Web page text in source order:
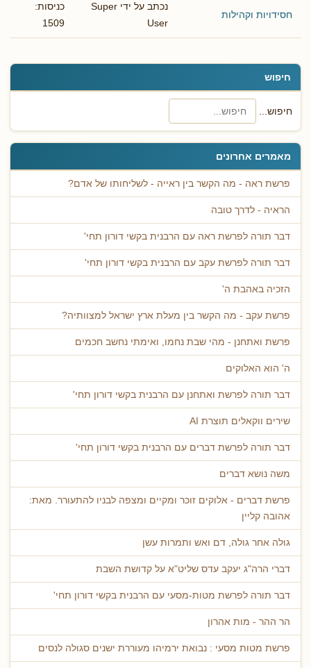
חיפוש
חיפוש...
מאמרים אחרונים
פרשת ראה - מה הקשר בין ראייה - לשליחותו של אדם?
הראיה - לדרך טובה
דבר תורה לפרשת ראה עם הרבנית בקשי דורון תחי'
דבר תורה לפרשת עקב עם הרבנית בקשי דורון תחי'
הזכיה באהבת ה'
פרשת עקב - מה הקשר בין מעלת ארץ ישראל למצוותיה?
פרשת ואתחנן - מהי שבת נחמו, ואימתי נחשב חכמים
ה' הוא האלוקים
דבר תורה לפרשת ואתחנן עם הרבנית בקשי דורון תחי'
שירים ווקאלים תוצרת AI
דבר תורה לפרשת דברים עם הרבנית בקשי דורון תחי'
משה נושא דברים
פרשת דברים - אלוקים זוכר ומקיים ומצפה לבניו להתעורר. מאת:
אהובה קליין
גולה אחר גולה, דם ואש ותמרות עשן
דברי הרה"ג יעקב עדס שליט"א על קדושת השבת
דבר תורה לפרשת מטות-מסעי עם הרבנית בקשי דורון תחי'
הר ההר - מות אהרון
פרשת מטות מסעי : נבואת ירמיהו מעוררת ישנים סגולה לנסים
חסידויות וקהילות
נכתב על ידי Super
User
כניסות:
1509